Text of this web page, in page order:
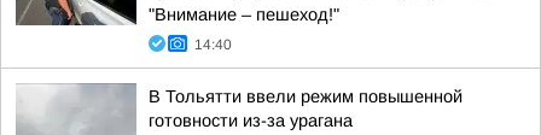
"Внимание – пешеход!"
14:40
В Тольятти ввели режим повышенной
готовности из-за урагана